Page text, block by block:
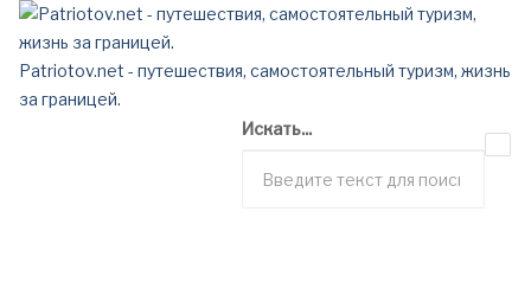
Patriotov.net - путешествия, самостоятельный туризм, жизнь
за границей.
Искать...